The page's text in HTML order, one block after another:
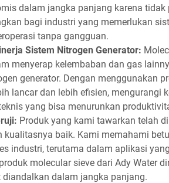
dalam jangka panjang karena
bagi industri yang memerlukan
tanpa gangguan.
Sistem Nitrogen Generator:
menyerap kelembaban dan gas
generator. Dengan menggunakan
lancar dan lebih efisien, mengurangi
yang bisa menurunkan
Produk yang kami tawarkan telah
kualitasnya baik. Kami memahami
industri, terutama dalam aplikasi
molecular sieve dari Ady Water
diandalkan dalam jangka panjang.